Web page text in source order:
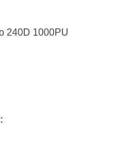
240D 1000PU